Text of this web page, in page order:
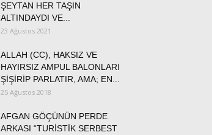
ŞEYTAN HER TAŞIN
ALTINDAYDI VE...
23 Ağustos 2021
ALLAH (CC), HAKSIZ VE
HAYIRSIZ AMPUL BALONLARI
ŞİŞİRİP PARLATIR, AMA; EN...
25 Ağustos 2018
AFGAN GÖÇÜNÜN PERDE
ARKASI “TURİSTİK SERBEST